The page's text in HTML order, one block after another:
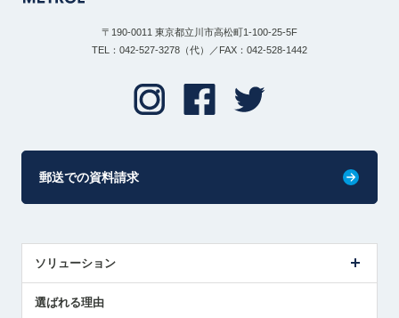
〒190-0011 東京都立川市高松町1-100-25-5F
TEL：042-527-3278（代）／FAX：042-528-1442
郵送での資料請求
ソリューション
解決策提案
選ばれる理由